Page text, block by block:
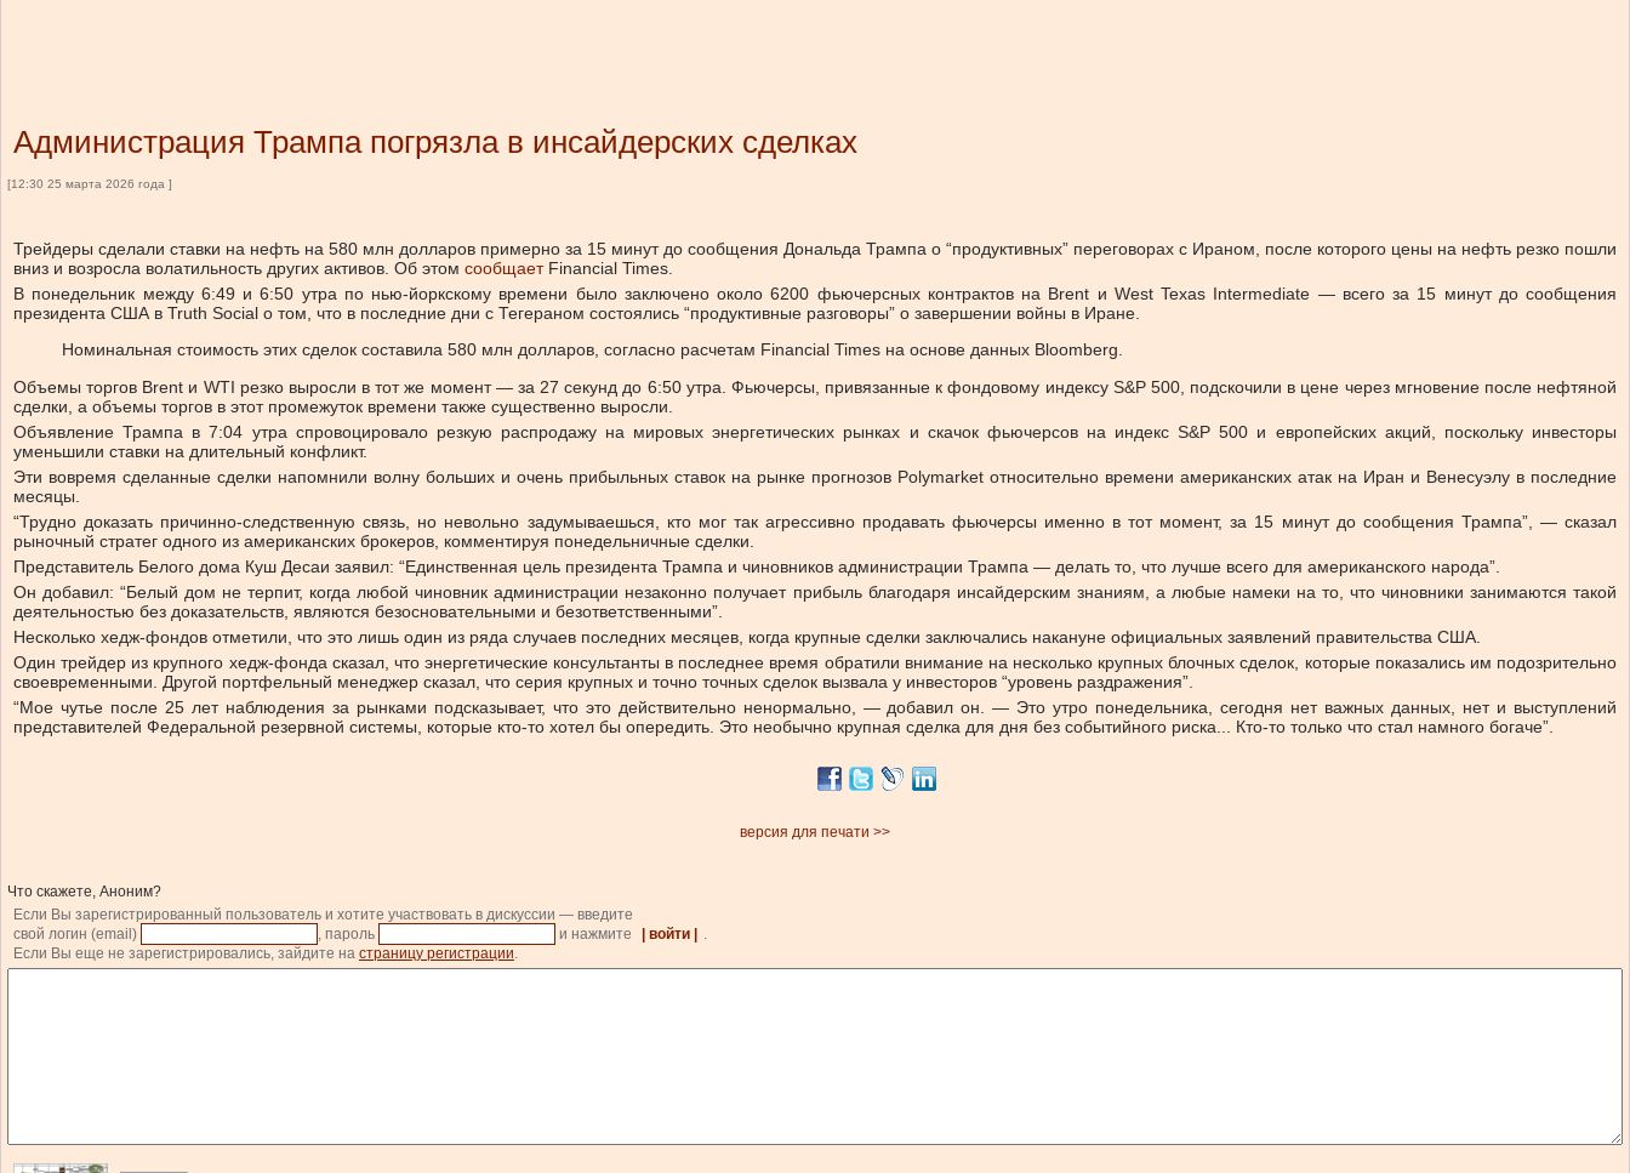
Администрация Трампа погрязла в инсайдерских сделках
[12:30 25 марта 2026 года ]
Трейдеры сделали ставки на нефть на 580 млн долларов примерно за 15 минут до сообщения Дональда Трампа о “продуктивных” переговорах с Ираном, после которого цены на нефть резко пошли
вниз и возросла волатильность других активов. Об этом сообщает Financial Times.
В понедельник между 6:49 и 6:50 утра по нью-йоркскому времени было заключено около 6200 фьючерсных контрактов на Brent и West Texas Intermediate — всего за 15 минут до сообщения
президента США в Truth Social о том, что в последние дни с Тегераном состоялись “продуктивные разговоры” о завершении войны в Иране.
Номинальная стоимость этих сделок составила 580 млн долларов, согласно расчетам Financial Times на основе данных Bloomberg.
Объемы торгов Brent и WTI резко выросли в тот же момент — за 27 секунд до 6:50 утра. Фьючерсы, привязанные к фондовому индексу S&P 500, подскочили в цене через мгновение после нефтяной
сделки, а объемы торгов в этот промежуток времени также существенно выросли.
Объявление Трампа в 7:04 утра спровоцировало резкую распродажу на мировых энергетических рынках и скачок фьючерсов на индекс S&P 500 и европейских акций, поскольку инвесторы
уменьшили ставки на длительный конфликт.
Эти вовремя сделанные сделки напомнили волну больших и очень прибыльных ставок на рынке прогнозов Polymarket относительно времени американских атак на Иран и Венесуэлу в последние
месяцы.
“Трудно доказать причинно-следственную связь, но невольно задумываешься, кто мог так агрессивно продавать фьючерсы именно в тот момент, за 15 минут до сообщения Трампа”, — сказал
рыночный стратег одного из американских брокеров, комментируя понедельничные сделки.
Представитель Белого дома Куш Десаи заявил: “Единственная цель президента Трампа и чиновников администрации Трампа — делать то, что лучше всего для американского народа”.
Он добавил: “Белый дом не терпит, когда любой чиновник администрации незаконно получает прибыль благодаря инсайдерским знаниям, а любые намеки на то, что чиновники занимаются такой
деятельностью без доказательств, являются безосновательными и безответственными”.
Несколько хедж-фондов отметили, что это лишь один из ряда случаев последних месяцев, когда крупные сделки заключались накануне официальных заявлений правительства США.
Один трейдер из крупного хедж-фонда сказал, что энергетические консультанты в последнее время обратили внимание на несколько крупных блочных сделок, которые показались им подозрительно
своевременными. Другой портфельный менеджер сказал, что серия крупных и точно точных сделок вызвала у инвесторов “уровень раздражения”.
“Мое чутье после 25 лет наблюдения за рынками подсказывает, что это действительно ненормально, — добавил он. — Это утро понедельника, сегодня нет важных данных, нет и выступлений
представителей Федеральной резервной системы, которые кто-то хотел бы опередить. Это необычно крупная сделка для дня без событийного риска... Кто-то только что стал намного богаче”.
версия для печати >>
Что скажете, Аноним?
Если Вы зарегистрированный пользователь и хотите участвовать в дискуссии — введите
свой логин (email)
, пароль и нажмите | войти |
Если Вы еще не зарегистрировались, зайдите на страницу регистрации